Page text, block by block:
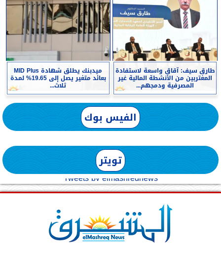
طارق سيف: آقاق واسعة لاستفادة
المغتربين من الأنشطة المالية غير
المصرفية ودمجهم...
ميدبنك يطلق شهادة MID Plus
بعائد متغير يصل إلى 19.65% لمدة
ثلاث...
الفيس بوك
تويتر
Tweets by elmashreqnews